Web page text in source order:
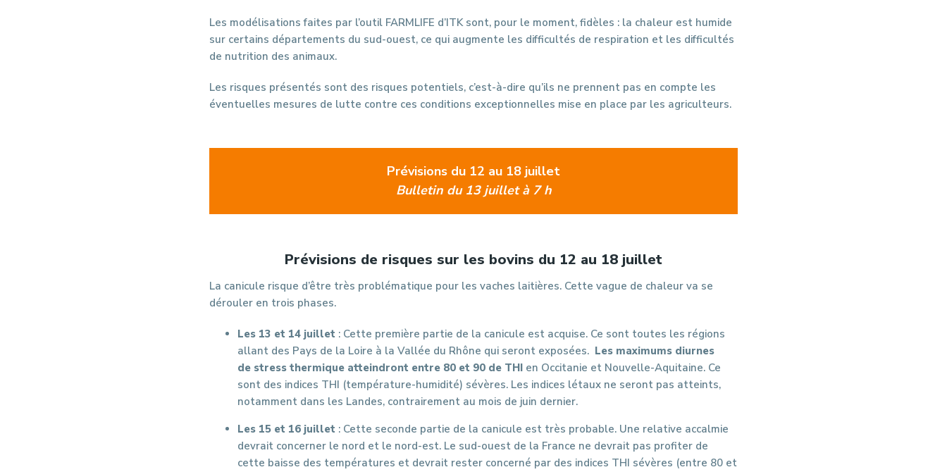
Les modélisations faites par l’outil FARMLIFE d’ITK sont, pour le moment, fidèles : la chaleur est humide
sur certains départements du sud-ouest, ce qui augmente les difficultés de respiration et les difficultés
de nutrition des animaux.
Les risques présentés sont des risques potentiels, c’est-à-dire qu’ils ne prennent pas en compte les
éventuelles mesures de lutte contre ces conditions exceptionnelles mise en place par les agriculteurs.
Prévisions du 12 au 18 juillet
Bulletin du 13 juillet à 7 h
Prévisions de risques sur les bovins du 12 au 18 juillet
La canicule risque d’être très problématique pour les vaches laitières. Cette vague de chaleur va se
dérouler en trois phases.
Les 13 et 14 juillet : Cette première partie de la canicule est acquise. Ce sont toutes les régions
allant des Pays de la Loire à la Vallée du Rhône qui seront exposées. Les maximums diurnes
de stress thermique atteindront entre 80 et 90 de THI en Occitanie et Nouvelle-Aquitaine. Ce
sont des indices THI (température-humidité) sévères. Les indices létaux ne seront pas atteints,
notamment dans les Landes, contrairement au mois de juin dernier.
Les 15 et 16 juillet : Cette seconde partie de la canicule est très probable. Une relative accalmie
devrait concerner le nord et le nord-est. Le sud-ouest de la France ne devrait pas profiter de
cette baisse des températures et devrait rester concerné par des indices THI sévères (entre 80 et